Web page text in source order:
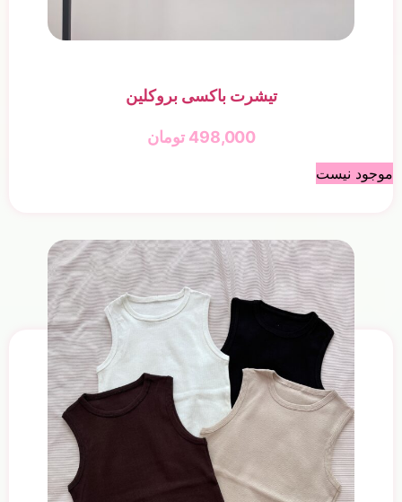
تیشرت باکسی بروکلین
498,000 تومان
موجود نیست